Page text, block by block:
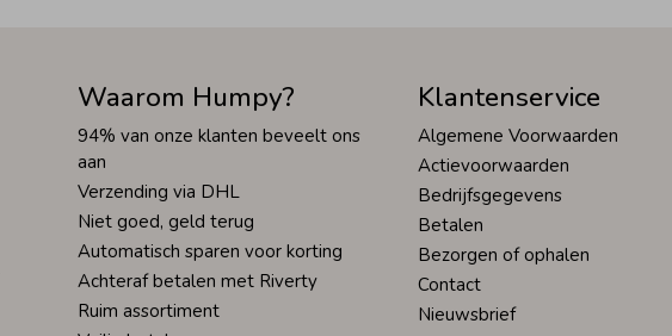
Waarom Humpy?
94% van onze klanten beveelt ons
aan
Verzending via DHL
Niet goed, geld terug
Automatisch sparen voor korting
Achteraf betalen met Riverty
Ruim assortiment
Klantenservice
Algemene Voorwaarden
Actievoorwaarden
Bedrijfsgegevens
Betalen
Bezorgen of ophalen
Contact
Nieuwsbrief